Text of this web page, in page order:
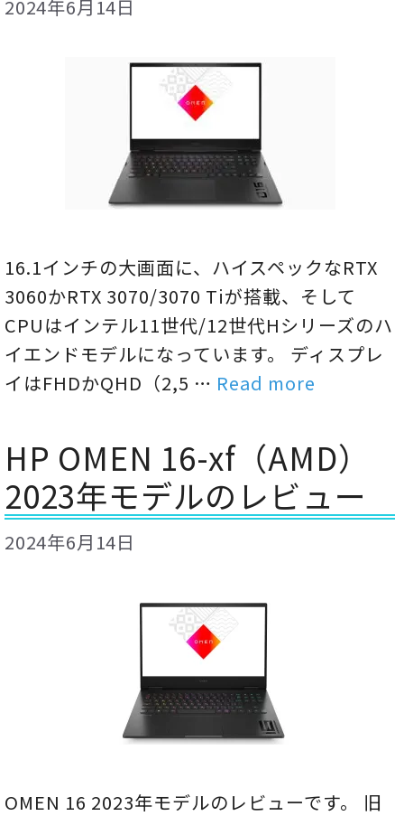
2024年6月14日
16.1インチの大画面に、ハイスペックなRTX
3060かRTX 3070/3070 Tiが搭載、そして
CPUはインテル11世代/12世代Hシリーズのハ
イエンドモデルになっています。 ディスプレ
イはFHDかQHD（2,5 … Read more
HP OMEN 16-xf（AMD）
2023年モデルのレビュー
2024年6月14日
OMEN 16 2023年モデルのレビューです。 旧